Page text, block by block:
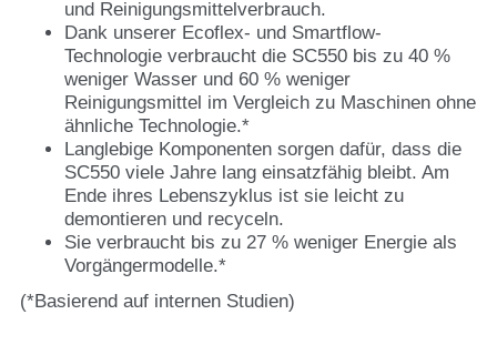
und Reinigungsmittelverbrauch.
Dank unserer Ecoflex- und Smartflow-
Technologie verbraucht die SC550 bis zu 40 %
weniger Wasser und 60 % weniger
Reinigungsmittel im Vergleich zu Maschinen ohne
ähnliche Technologie.*
Langlebige Komponenten sorgen dafür, dass die
SC550 viele Jahre lang einsatzfähig bleibt. Am
Ende ihres Lebenszyklus ist sie leicht zu
demontieren und recyceln.
Sie verbraucht bis zu 27 % weniger Energie als
Vorgängermodelle.*
(*Basierend auf internen Studien)